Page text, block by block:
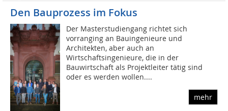
Den Bauprozess im Fokus
Der Masterstudiengang richtet sich
vorranging an Bauingenieure und
Architekten, aber auch an
Wirtschaftsingenieure, die in der
Bauwirtschaft als Projektleiter tätig sind
oder es werden wollen....
mehr